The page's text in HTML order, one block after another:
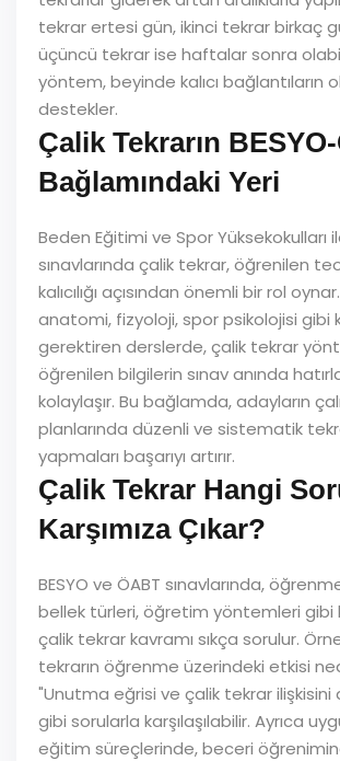
tekrar ertesi gün, ikinci tekrar birkaç
üçüncü tekrar ise haftalar sonra
yöntem, beyinde kalıcı bağlantıların
destekler.
Çalik Tekrarın
Bağlamındaki Yeri
Beden Eğitimi ve Spor Yüksekokulları
sınavlarında çalik tekrar, öğrenilen
kalıcılığı açısından önemli bir rol
anatomi, fizyoloji, spor psikolojisi gibi
gerektiren derslerde, çalik tekrar
öğrenilen bilgilerin sınav anında
kolaylaşır. Bu bağlamda, adayların
planlarında düzenli ve sistematik
yapmaları başarıyı artırır.
Çalik Tekrar Hangi
Karşımıza Çıkar?
BESYO ve ÖABT sınavlarında,
bellek türleri, öğretim yöntemleri gibi
çalik tekrar kavramı sıkça sorulur.
tekrarın öğrenme üzerindeki etkisi
"Unutma eğrisi ve çalik tekrar ilişkisini
gibi sorularla karşılaşılabilir. Ayrıca
eğitim süreçlerinde, beceri